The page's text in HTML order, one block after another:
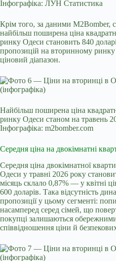
Інфографіка: ЛУН Статистика
Крім того, за даними M2Bomber,
найбільш поширена ціна
ринку Одеси становить 840
пропозицій на вторинному
ціновий діапазон.
Найбільш поширена ціна
ринку Одеси станом на травень
Інфографіка: m2bomber.com
Середня ціна на двокімнатні
Середня ціна двокімнатної
Одеси у травні 2026 року
місяць склало 0,87% — у квітні
600 доларів. Така відсутність
пропозиції у цьому сегменті:
насамперед серед сімей, що
покупці залишаються
співвідношення ціни й